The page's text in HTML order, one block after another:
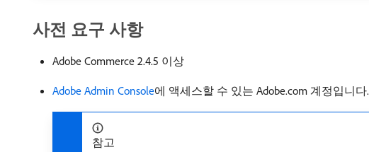
사전 요구 사항
Adobe Commerce 2.4.5 이상
Adobe Admin Console에 액세스할 수 있는 Adobe.com 계정입니다.
참고